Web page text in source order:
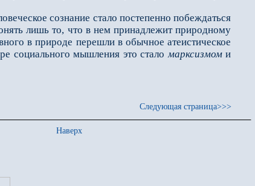
сознание стало постепенно побеждаться
лишь то, что в нeм принадлежит природному
в природе перешли в обычное атеистическое
социального мышления это сталомарксизмоми
Следующая страница>>>
Наверх